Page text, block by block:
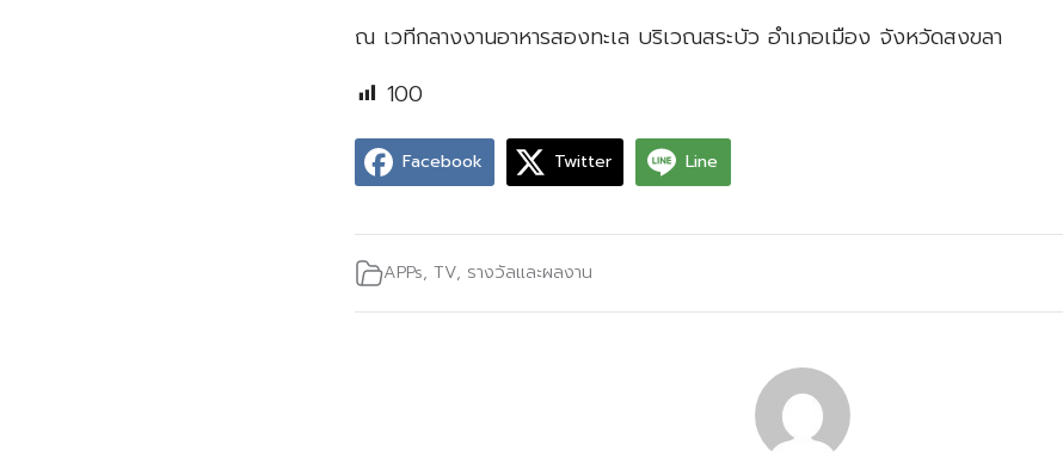
ณ เวทีกลางงานอาหารสองทะเล บริเวณสระบัว อำเภอเมือง จังหวัดสงขลา
100
Facebook Twitter Line
APPs, TV, รางวัลและผลงาน